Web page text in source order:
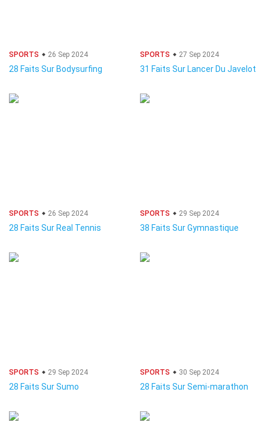
SPORTS 26 Sep 2024
28 Faits Sur Bodysurfing
SPORTS 27 Sep 2024
31 Faits Sur Lancer Du Javelot
SPORTS 26 Sep 2024
28 Faits Sur Real Tennis
SPORTS 29 Sep 2024
38 Faits Sur Gymnastique
SPORTS 29 Sep 2024
28 Faits Sur Sumo
SPORTS 30 Sep 2024
28 Faits Sur Semi-marathon